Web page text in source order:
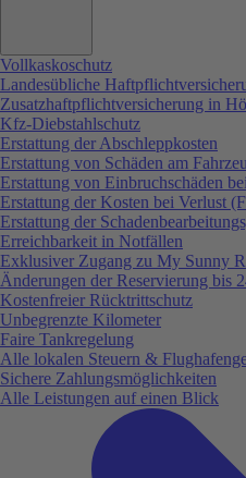
Vollkaskoschutz
Landesübliche
Zusatzhaftpflichtversicherung in
Kfz-Diebstahlschutz
Erstattung der Abschleppkosten
Erstattung von Schäden am
Erstattung von Einbruchschäden
Erstattung der Kosten bei Verlust
Erstattung der
Erreichbarkeit in Notfällen
Exklusiver Zugang zu My Sunny
Änderungen der Reservierung bis
Kostenfreier Rücktrittschutz
Unbegrenzte Kilometer
Faire Tankregelung
Alle lokalen Steuern &
Sichere Zahlungsmöglichkeiten
Alle Leistungen auf einen Blick